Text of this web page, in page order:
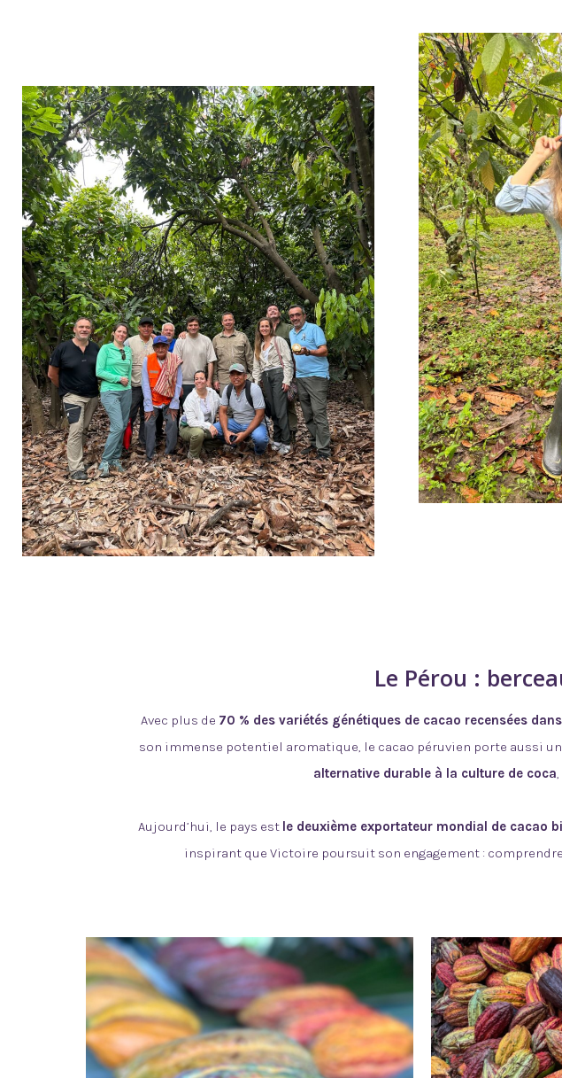
Le Pérou :
Avec plus de 70 % des variétés génétiques de cacao recensées
son immense potentiel aromatique, le cacao péruvien porte aussi
alternative durable à la culture de coca
Aujourd’hui, le pays est le deuxième exportateur mondial de cacao
inspirant que Victoire poursuit son engagement :